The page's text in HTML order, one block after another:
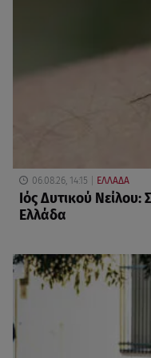
06.08.26, 14:15 ΕΛΛΑΔΑ
Ιός Δυτικού Νείλου:
Ελλάδα